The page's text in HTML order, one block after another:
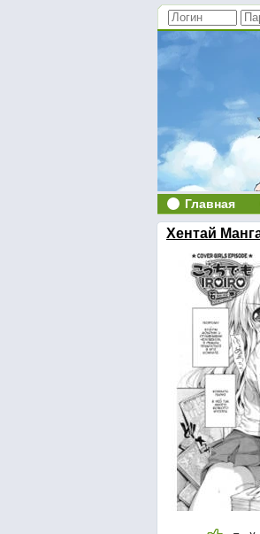
Главная
Хентай